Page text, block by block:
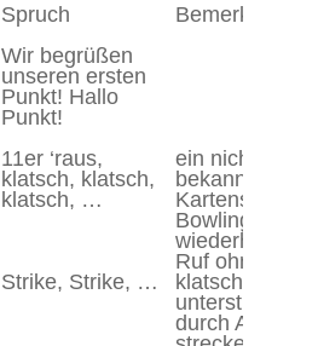
Spruch
Bemerkung
Wir begrüßen
unseren ersten
Punkt! Hallo
Punkt!
11er ‘raus,
klatsch, klatsch,
klatsch, …
ein nicht so
bekanntes
Kartenspiel
Strike, Strike, …
Bowling,
wiederholter
Ruf ohne
klatschen,
unterstützt
durch Arm